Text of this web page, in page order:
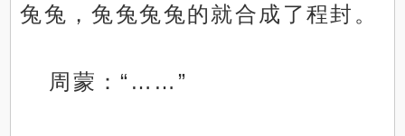
兔兔，兔兔兔兔的就合成了程封。
周蒙：“……”